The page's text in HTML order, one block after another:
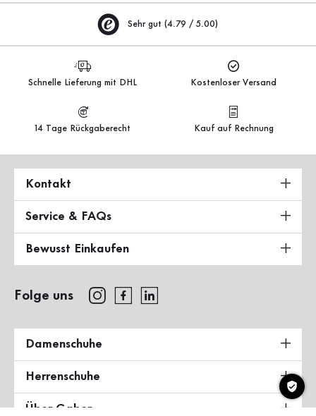
Sehr gut (4.79 / 5.00)
Schnelle Lieferung mit DHL Kostenloser Versand
14 Tage Rückgaberecht Kauf auf Rechnung
Kontakt
Service & FAQs
Bewusst Einkaufen
Folge uns
Damenschuhe
Herrenschuhe
Über Gabor